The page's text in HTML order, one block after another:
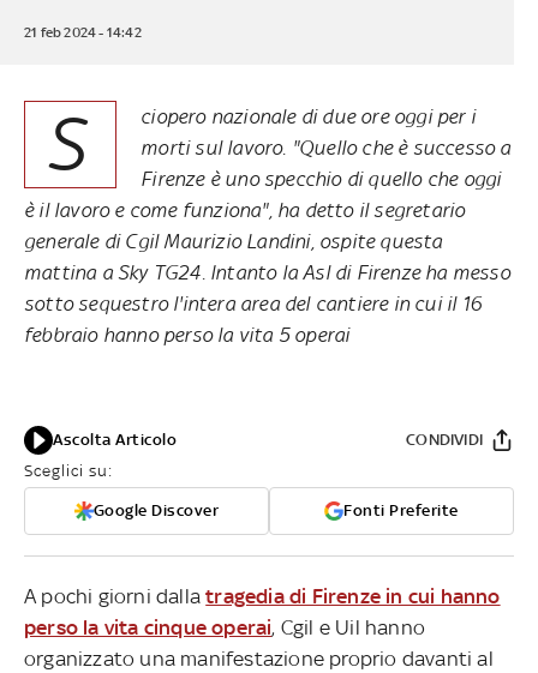
21 feb 2024 - 14:42
S
ciopero nazionale di due ore oggi per i
morti sul lavoro. "Quello che è successo a
Firenze è uno specchio di quello che oggi
è il lavoro e come funziona", ha detto il segretario
generale di Cgil Maurizio Landini, ospite questa
mattina a Sky TG24. Intanto la Asl di Firenze ha messo
sotto sequestro l'intera area del cantiere in cui il 16
febbraio hanno perso la vita 5 operai
Ascolta Articolo
Sceglici su:
Google Discover Fonti Preferite
CONDIVIDI
A pochi giorni dallatragedia di Firenze in cui hanno
perso la vita cinque operai, Cgil e Uil hanno
organizzato una manifestazione proprio davanti al